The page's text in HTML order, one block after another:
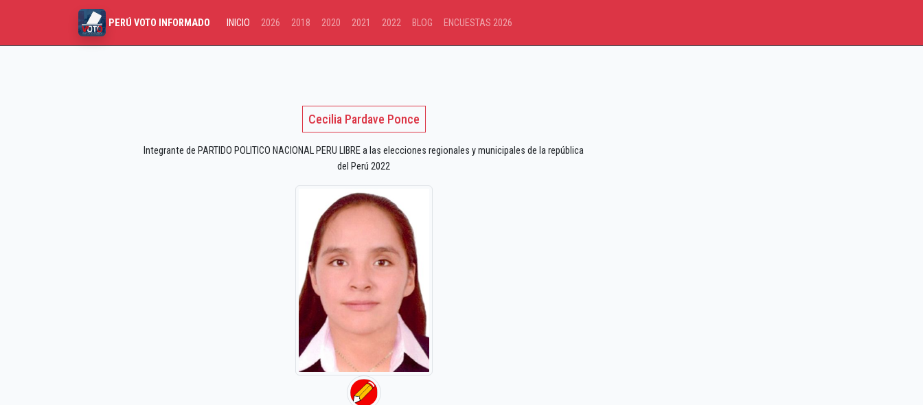
PERÚ VOTO INFORMADO INICIO 2026 2018 2020 2021 2022 BLOG ENCUESTAS 2026
Cecilia Pardave Ponce
Integrante de PARTIDO POLITICO NACIONAL PERU LIBRE a las elecciones regionales y municipales de la república
del Perú 2022